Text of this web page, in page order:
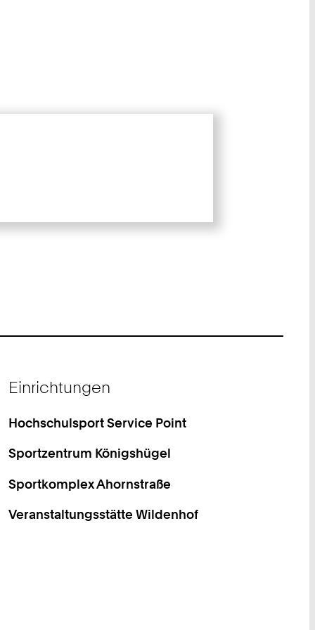
Einrichtungen
Hochschulsport Service Point
Sportzentrum Königshügel
Sportkomplex Ahornstraße
Veranstaltungsstätte Wildenhof